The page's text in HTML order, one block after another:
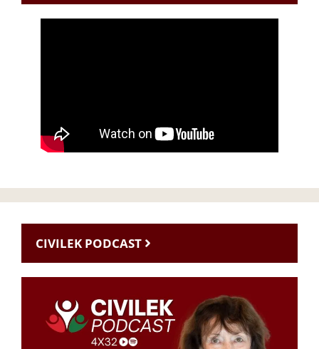
CIVILEK PODCAST